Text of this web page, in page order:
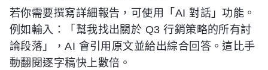
若你需要撰寫詳細報告，可使用「AI 對話」功能。
例如輸入：「幫我找出關於 Q3 行銷策略的所有討
論段落」，AI 會引用原文並給出綜合回答。這比手
動翻閱逐字稿快上數倍。